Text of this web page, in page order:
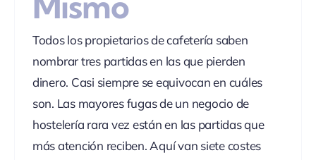
Todos los propietarios de cafetería saben
nombrar tres partidas en las que pierden
dinero. Casi siempre se equivocan en cuáles
son. Las mayores fugas de un negocio de
hostelería rara vez están en las partidas que
más atención reciben. Aquí van siete costes